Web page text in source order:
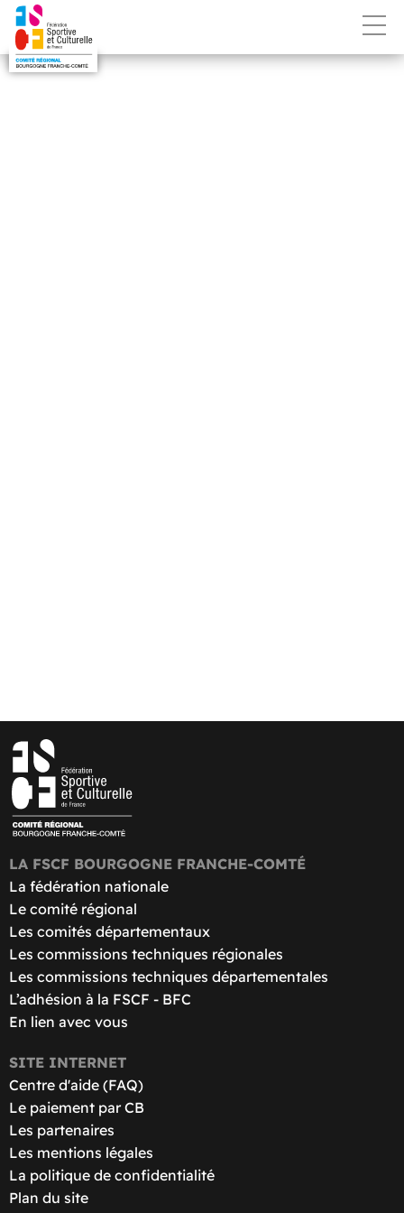
LA FSCF BOURGOGNE FRANCHE-COMTÉ
La fédération nationale
Le comité régional
Les comités départementaux
Les commissions techniques régionales
Les commissions techniques départementales
L’adhésion à la FSCF - BFC
En lien avec vous
SITE INTERNET
Centre d'aide (FAQ)
Le paiement par CB
Les partenaires
Les mentions légales
La politique de confidentialité
Plan du site